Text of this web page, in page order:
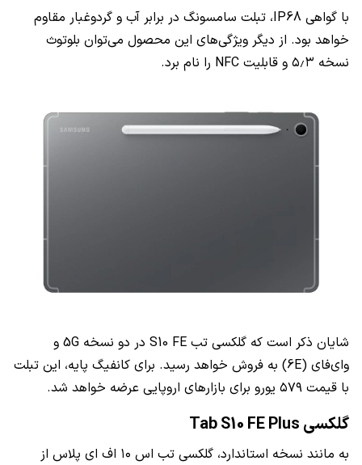
با گواهی IP68، تبلت سامسونگ در برابر آب و گردوغبار مقاوم
خواهد بود. از دیگر ویژگی‌های این محصول می‌توان بلوتوث
نسخه ۵٫۳ و قابلیت NFC را نام برد.
شایان ذکر است که گلکسی تب S10 FE در دو نسخه 5G و
وای‌فای (6E) به فروش خواهد رسید. برای کانفیگ پایه، این تبلت
با قیمت ۵۷۹ یورو برای بازارهای اروپایی عرضه خواهد شد.
گلکسی Tab S10 FE Plus
به مانند نسخه استاندارد، گلکسی تب اس ۱۰ اف ای پلاس از